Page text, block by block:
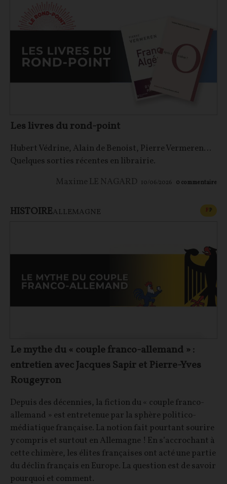
Les livres du rond-point
Hubert Védrine, Alain de Benoist, Pierre Vermeren…
Quelques sorties récentes en librairie.
Maxime LE NAGARD 10/06/2026 0 commentaire
HISTOIREALLEMAGNE FP
Le mythe du « couple franco-allemand » :
entretien avec Jacques Sapir et Pierre-Yves
Rougeyron
Depuis des décennies, la fiction du « couple franco-
allemand » est entretenue par la sphère politico-
médiatique française. La notion fait pourtant sourire
y compris et surtout en Allemagne ! En s’accrochant à
cette chimère, les élites françaises ont acté une partie
du déclin français en Europe. La question est de savoir
pourquoi et comment.